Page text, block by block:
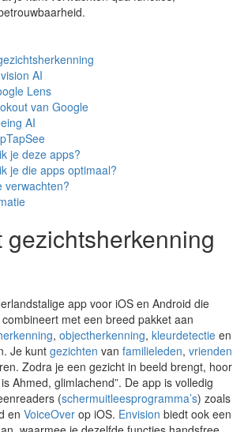
AI
Lens
van Google
AI
je deze apps?
je die apps optimaal?
verwachten?
gezichtsherkenning
app voor iOS en Android die
met een breed pakket aan
, objectherkenning, kleurdetectie en
Je kunt gezichten van familieleden, vrienden
Zodra je een gezicht in beeld brengt, hoor
Ahmed, glimlachend”. De app is volledig
(schermuitleesprogramma’s) zoals
en VoiceOver op iOS. Envision biedt ook een